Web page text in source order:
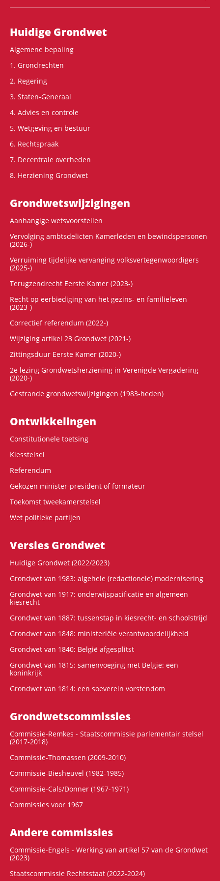
Hoofdnavigatie
Huidige Grondwet
Algemene bepaling
1. Grondrechten
2. Regering
3. Staten-Generaal
4. Advies en controle
5. Wetgeving en bestuur
6. Rechtspraak
7. Decentrale overheden
8. Herziening Grondwet
Grondwets­wijzigingen
Aanhangige wetsvoorstellen
Vervolging ambtsdelicten Kamerleden en bewindspersonen
(2026-)
Verruiming tijdelijke vervanging volksvertegenwoordigers
(2025-)
Terugzendrecht Eerste Kamer (2023-)
Recht op eerbiediging van het gezins- en familieleven
(2023-)
Correctief referendum (2022-)
Wijziging artikel 23 Grondwet (2021-)
Zittingsduur Eerste Kamer (2020-)
2e lezing Grondwetsherziening in Verenigde Vergadering
(2020-)
Gestrande grondwetswijzigingen (1983-heden)
Ontwikke­lingen
Constitutionele toetsing
Kiesstelsel
Referendum
Gekozen minister-president of formateur
Toekomst tweekamerstelsel
Wet politieke partijen
Versies Grondwet
Huidige Grondwet (2022/2023)
Grondwet van 1983: algehele (redactionele) modernisering
Grondwet van 1917: onderwijspacificatie en algemeen
kiesrecht
Grondwet van 1887: tussenstap in kiesrecht- en schoolstrijd
Grondwet van 1848: ministeriële verantwoordelijkheid
Grondwet van 1840: België afgesplitst
Grondwet van 1815: samenvoeging met België: een
koninkrijk
Grondwet van 1814: een soeverein vorstendom
Grondwets­commissies
Commissie-Remkes - Staatscommissie parlementair stelsel
(2017-2018)
Commissie-Thomassen (2009-2010)
Commissie-Biesheuvel (1982-1985)
Commissie-Cals/Donner (1967-1971)
Commissies voor 1967
Andere commissies
Commissie-Engels - Werking van artikel 57 van de Grondwet
(2023)
Staatscommissie Rechtsstaat (2022-2024)